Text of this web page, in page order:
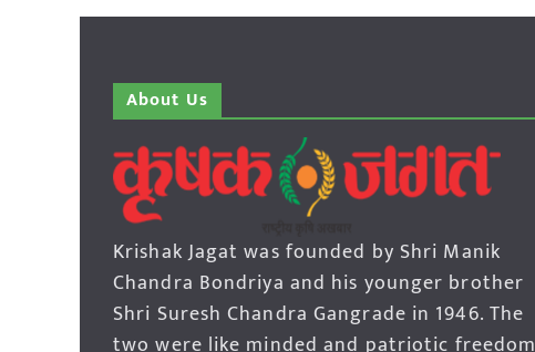
About Us
Krishak Jagat was founded by Shri Manik
Chandra Bondriya and his younger brother
Shri Suresh Chandra Gangrade in 1946. The